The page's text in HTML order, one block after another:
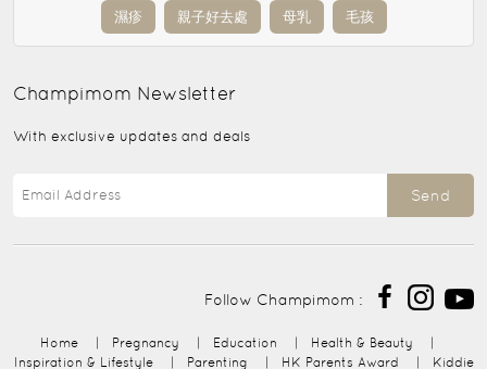
濕疹 親子好去處 母乳 毛孩
Champimom Newsletter
With exclusive updates and deals
Send
Follow Champimom :
Home Pregnancy Education Health & Beauty
Inspiration & Lifestyle
Parenting HK Parents Award Kiddie